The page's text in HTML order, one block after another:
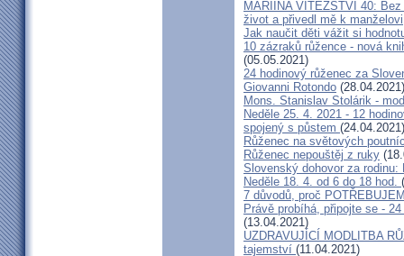
MARIINA VÍTĚZSTVÍ 40:
život a přivedl mě k manželovi
Jak naučit děti vážit si
10 zázraků růžence - nová
(05.05.2021)
24 hodinový růženec za
Giovanni Rotondo (28.04.2021)
Mons. Stanislav Stolárik -
Neděle 25. 4. 2021 - 12
spojený s půstem (24.04.2021)
Růženec na světových
Růženec nepouštěj z ruky
Slovenský dohovor za rodinu:
Neděle 18. 4. od 6 do 18 hod.
7 důvodů, proč
Právě probíhá, připojte se -
(13.04.2021)
UZDRAVUJÍCÍ MODLITBA
tajemství (11.04.2021)